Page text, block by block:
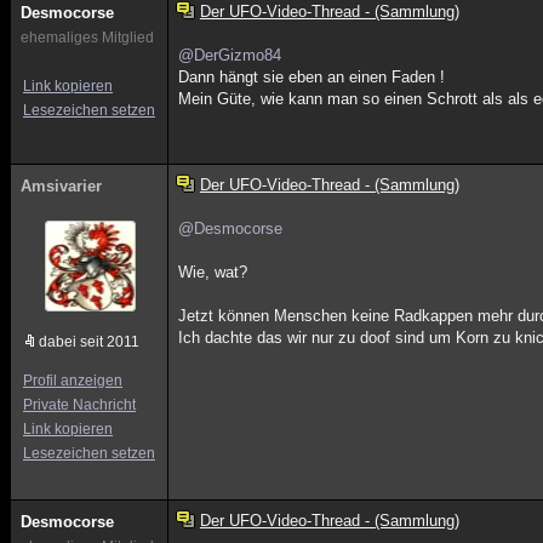
Desmocorse
ehemaliges Mitglied
Link kopieren
Lesezeichen setzen
Der UFO-Video-Thread - (Sammlung)
@DerGizmo84
Dann hängt sie eben an einen Faden !
Mein Güte, wie kann man so einen Schrott als als
Amsivarier
dabei seit 2011
Profil anzeigen
Private Nachricht
Link kopieren
Lesezeichen setzen
Der UFO-Video-Thread - (Sammlung)
@Desmocorse
Wie, wat?
Jetzt können Menschen keine Radkappen mehr
Ich dachte das wir nur zu doof sind um Korn zu
Desmocorse Der UFO-Video-Thread - (Sammlung)